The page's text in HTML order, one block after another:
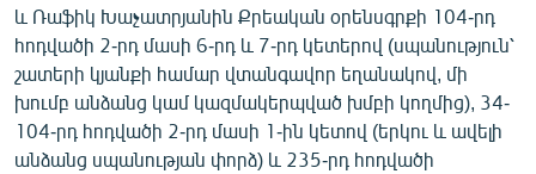
և Ռաֆիկ Խաչատրյանին Քրեական օրենսգրքի 104-րդ
հոդվածի 2-րդ մասի 6-րդ և 7-րդ կետերով (սպանություն՝
շատերի կյանքի համար վտանգավոր եղանակով, մի
խումբ անձանց կամ կազմակերպված խմբի կողմից), 34-
104-րդ հոդվածի 2-րդ մասի 1-ին կետով (երկու և ավելի
անձանց սպանության փորձ) և 235-րդ հոդվածի